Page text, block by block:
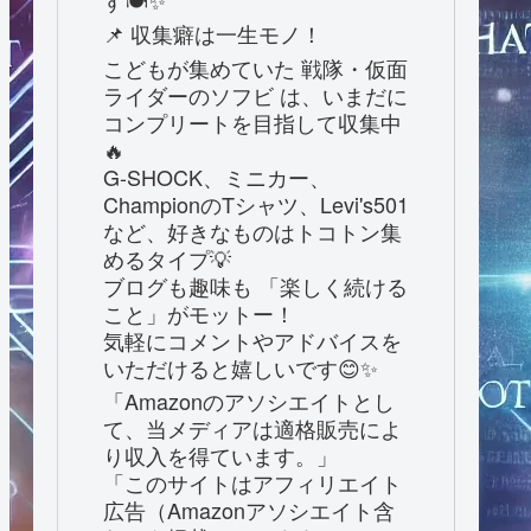
📌 収集癖は一生モノ！
こどもが集めていた 戦隊・仮面
ライダーのソフビ は、いまだに
コンプリートを目指して収集中
🔥
G-SHOCK、ミニカー、
ChampionのTシャツ、Levi's501
など、好きなものはトコトン集
めるタイプ💡
ブログも趣味も 「楽しく続ける
こと」がモットー！
気軽にコメントやアドバイスを
いただけると嬉しいです😊✨
「Amazonのアソシエイトとし
て、当メディアは適格販売によ
り収入を得ています。」
「このサイトはアフィリエイト
広告（Amazonアソシエイト含